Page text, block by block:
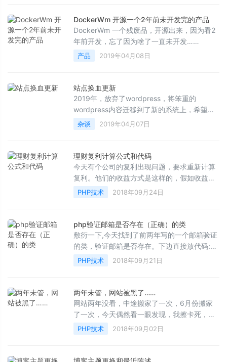
DockerWm 开源一个2年前未开发完的产品
DockerWm 一个残废品，开源出来，因为看2
年前开发，忘了因为啥了一直未开发……
产品 2019年04月08日
站点换血更新
2019年，放弃了wordpress，将笨重的
wordpress内容迁移到了新的系统上，希望能
给大家带来更好的体验……
杂谈 2019年04月07日
理财复利计算公式和代码
今天有个公司的复利出现问题，要求重新计算
复利。他们的收益方式是这样的，假如收益是
0.8% &nbsp; &nbsp; 1...
PHP技术 2018年09月24日
php验证邮箱是否存在（正确）的类
敷衍一下,今天找到了前两年写的一个邮箱验证
的类，验证邮箱是否存在。下边直接放代码:
PHP技术 2018年09月21日
两年未管，网站被黑了……
网站两年没看，中途搬家了一次，6月份搬家
了一次，今天偶然看一眼发现，我擦卡死，服
务器配置低也不至于这样，查看代码一看被黑
了。确实是两年来...
PHP技术 2018年09月02日